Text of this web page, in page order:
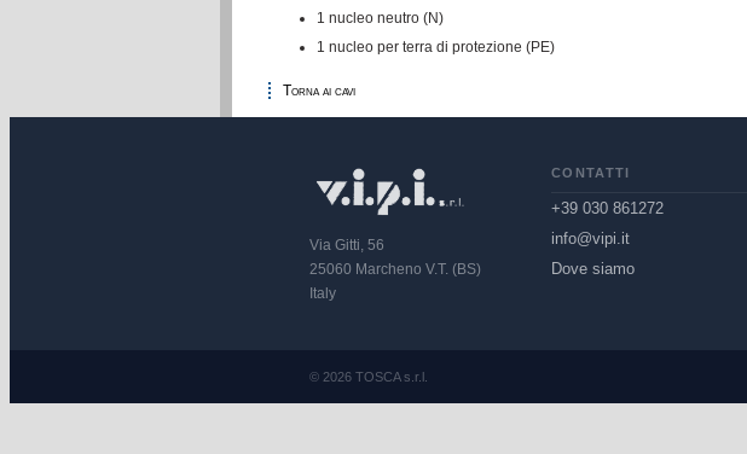
1 nucleo neutro (N)
1 nucleo per terra di protezione (PE)
Torna ai cavi
Via Gitti, 56
25060 Marcheno V.T. (BS)
Italy
CONTATTI
+39 030 861272
info@vipi.it
Dove siamo
© 2026 TOSCA s.r.l.